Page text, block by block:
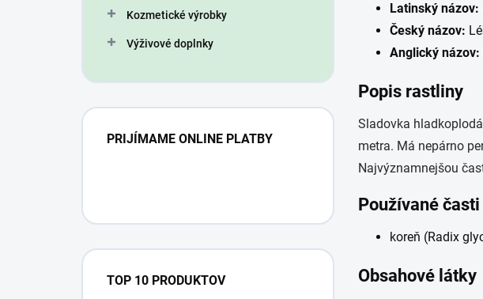
Kozmetické výrobky
Výživové doplnky
PRIJÍMAME ONLINE PLATBY
TOP 10 PRODUKTOV
Latinský názov:
Český názov:
Anglický názov:
Popis rastliny
Sladovka
metra. Má nepárno
Najvýznamnejšou
Používané časti
koreň (Radix
Obsahové látky